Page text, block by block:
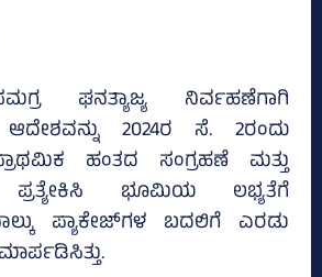
ಘನತ್ಯಾಜ್ಯ ನಿರ್ವಹಣೆಗಾಗಿ
2024ರ ಸೆ. 2ರಂದು
ಹಂತದ ಸಂಗ್ರಹಣೆ ಮತ್ತು
ಪ್ರತ್ಯೇಕಿಸಿ ಭೂಮಿಯ ಲಭ್ಯತೆಗೆ
ಪ್ಯಾಕೇಜ್‌ಗಳ ಬದಲಿಗೆ ಎರಡು